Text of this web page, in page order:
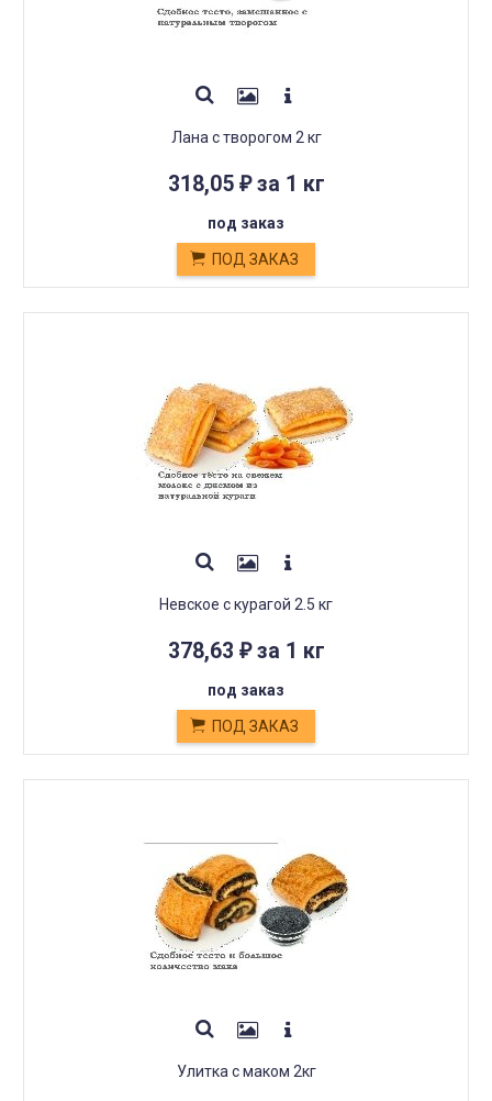
Лана с творогом 2 кг
318,05 ₽за 1 кг
под заказ
ПОД ЗАКАЗ
Невское с курагой 2.5 кг
378,63 ₽за 1 кг
под заказ
ПОД ЗАКАЗ
Улитка с маком 2кг